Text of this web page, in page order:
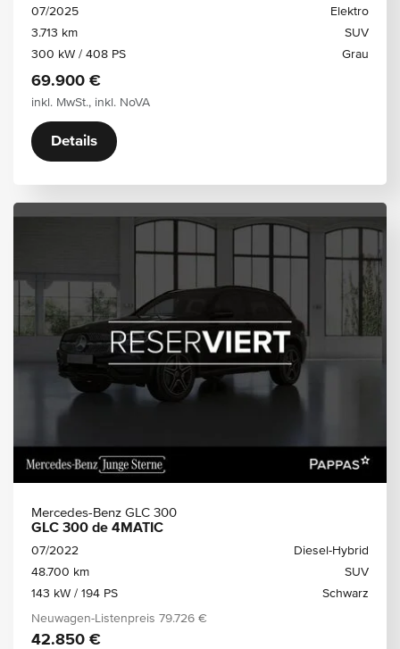
07/2025
Elektro
3.713 km
SUV
300 kW / 408 PS
Grau
69.900 €
inkl. MwSt., inkl. NoVA
Details
Mercedes-Benz GLC 300
GLC 300 de 4MATIC
07/2022
Diesel-Hybrid
48.700 km
SUV
143 kW / 194 PS
Schwarz
Neuwagen-Listenpreis 79.726 €
42.850 €